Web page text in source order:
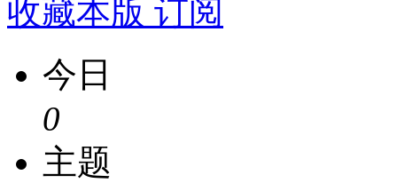
收藏本版 订阅
今日
0
主题